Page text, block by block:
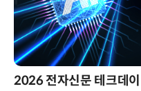
2026 전자신문 테크데이